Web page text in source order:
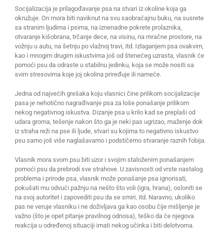
Socijalizacija je prilagođavanje psa na stvari iz okoline koja ga
okružuje. On mora biti naviknut na svu saobraćajnu buku, na susrete
sa stranim ljudima i psima, na iznenadne pokrete prolaznika,
otvaranje kišobrana, trčanje dece, na visinu, na mračne prostore, na
vožnju u autu, na šetnju po vlažnoj travi, itd. Izlaganjem psa ovakvim,
kao i mnogim drugim iskustvima još od štenećeg uzrasta, vlasnik će
pomoći psu da odraste u stabilnu jedinku, koja se može nositi sa
svim stresovima koje joj okolina priređuje ili nameće.
Jedna od najvećih grešaka koju vlasnici čine prilikom socijalizacije
pasa je nehotično nagrađivanje psa za loše ponašanje prilikom
nekog negativnog iskustva. Dizanje psa u krilo kad se preplaši od
udara groma, tešenje nakon što ga je neki pas ugrizao, maženje dok
iz straha reži na pse ili ljude, stvari su kojima to negativno iskustvo
psu samo još više naglašavamo i podstičemo stvaranje raznih fobija.
Vlasnik mora svom psu biti uzor i svojim staloženim ponašanjem
pomoći psu da prebrodi sve strahove. U zavisnosti od vrste nastalog
problema i prirode psa, vlasnik može ponašanje psa ignorisati,
pokušati mu odvući pažnju na nešto što voli (igra, hrana), osloniti se
na svoj autoritet i zapovediti psu da se smiri, itd. Naravno, ukoliko
pas ne veruje vlasniku i ne doživljava ga kao osobu čije mišljenje je
važno (što je opet pitanje pravilnog odnosa), teško da će njegova
reakcija u određenoj situaciji imati nekog učinka i biti delotvorna.